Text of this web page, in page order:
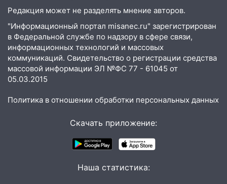
13:35
Непогода продолжает бить по
транспорту: в Ульяновске трамвай
сошёл с рельсов
13:22 Упавшие деревья перекрыли
дороги в Ульяновске: фото
13:17 Непогода в Ульяновске не
сохранятся 9 августа
Трижды «брал в долг» без спроса:
знакомого 191 тысячу рублей
Ураган оторвал светофор на
проспекте Филатова в Ульяновске
Редакция может не разделять мнение авторов.
"Информационный портал misanec.ru" зарегистрирован
в Федеральной службе по надзору в сфере связи,
информационных технологий и массовых
коммуникаций. Свидетельство о регистрации средства
массовой информации ЭЛ №ФС 77 - 61045 от
05.03.2015
Политика в отношении обработки персональных данных
Скачать приложение:
Наша статистика: